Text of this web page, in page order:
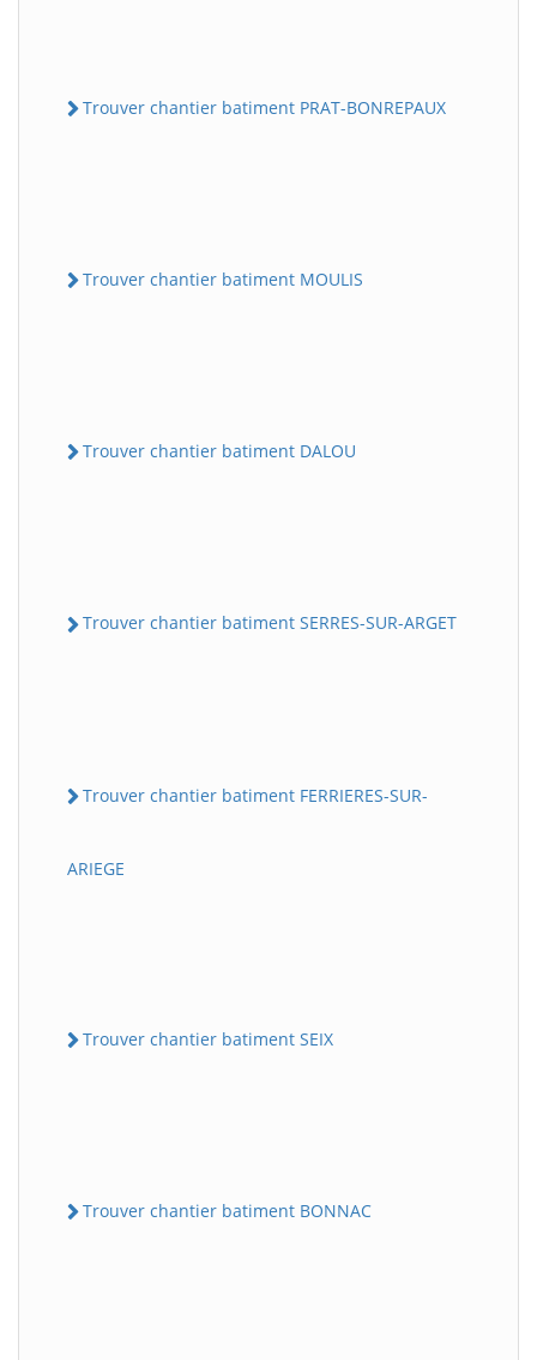
Trouver chantier batiment PRAT-BONREPAUX
Trouver chantier batiment MOULIS
Trouver chantier batiment DALOU
Trouver chantier batiment SERRES-SUR-ARGET
Trouver chantier batiment FERRIERES-SUR-
ARIEGE
Trouver chantier batiment SEIX
Trouver chantier batiment BONNAC